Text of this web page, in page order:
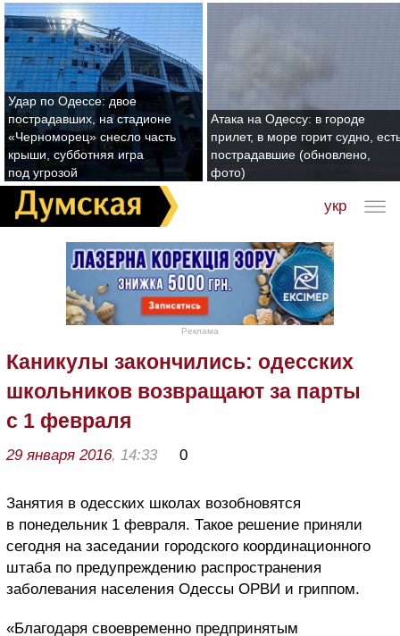
Удар по Одессе: двое
пострадавших, на стадионе
«Черноморец» снесло часть
крыши, субботняя игра
под угрозой
Атака на Одессу: в городе
прилет, в море горит судно,
пострадавшие (обновлено,
фото)
укр
Реклама
Каникулы закончились: одесских
школьников возвращают за парты
с 1 февраля
29 января 2016, 14:33 0
Занятия в одесских школах возобновятся
в понедельник 1 февраля. Такое решение приняли
сегодня на заседании городского координационного
штаба по предупреждению распространения
заболевания населения Одессы ОРВИ и гриппом.
«Благодаря своевременно предпринятым